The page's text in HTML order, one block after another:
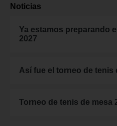
Noticias
Ya estamos preparando
2027
Así fue el torneo de tenis
Torneo de tenis de mesa